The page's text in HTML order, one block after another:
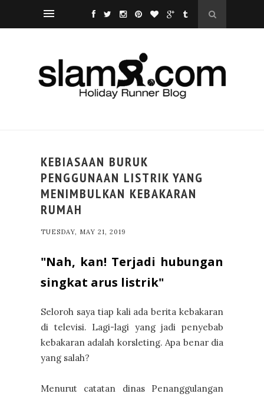
KEBIASAAN BURUK
PENGGUNAAN LISTRIK YANG
MENIMBULKAN KEBAKARAN
RUMAH
TUESDAY, MAY 21, 2019
"Nah, kan! Terjadi hubungan
singkat arus listrik"
Seloroh saya tiap kali ada berita kebakaran
di televisi. Lagi-lagi yang jadi penyebab
kebakaran adalah korsleting. Apa benar dia
yang salah?
Menurut catatan dinas Penanggulangan